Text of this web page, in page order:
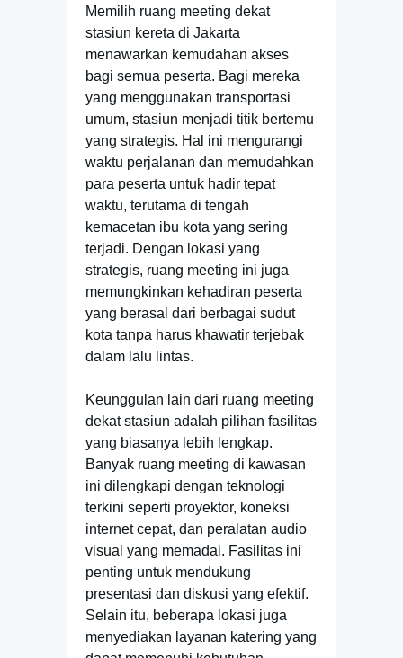
Memilih ruang meeting dekat
stasiun kereta di Jakarta
menawarkan kemudahan akses
bagi semua peserta. Bagi mereka
yang menggunakan transportasi
umum, stasiun menjadi titik bertemu
yang strategis. Hal ini mengurangi
waktu perjalanan dan memudahkan
para peserta untuk hadir tepat
waktu, terutama di tengah
kemacetan ibu kota yang sering
terjadi. Dengan lokasi yang
strategis, ruang meeting ini juga
memungkinkan kehadiran peserta
yang berasal dari berbagai sudut
kota tanpa harus khawatir terjebak
dalam lalu lintas.
Keunggulan lain dari ruang meeting
dekat stasiun adalah pilihan fasilitas
yang biasanya lebih lengkap.
Banyak ruang meeting di kawasan
ini dilengkapi dengan teknologi
terkini seperti proyektor, koneksi
internet cepat, dan peralatan audio
visual yang memadai. Fasilitas ini
penting untuk mendukung
presentasi dan diskusi yang efektif.
Selain itu, beberapa lokasi juga
menyediakan layanan katering yang